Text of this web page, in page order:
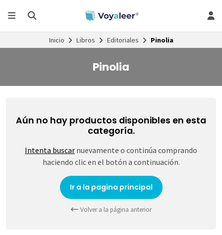
Inicio Libros Editoriales Pinolia
Pinolia
Aún no hay productos disponibles en esta
categoría.
Intenta buscar nuevamente o continúa comprando
haciendo clic en el botón a continuación.
Ir a la pagina principal
Volver a la página anterior